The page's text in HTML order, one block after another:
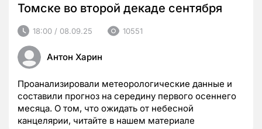
Томске во второй декаде сентября
18:00 / 08.09.25 10551
Антон Харин
Проанализировали метеорологические данные и
составили прогноз на середину первого осеннего
месяца. О том, что ожидать от небесной
канцелярии, читайте в нашем материале